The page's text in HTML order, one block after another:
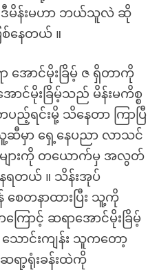
ဒီမိန်းမဟာ ဘယ်သူလဲ ဆို
စ်နေတယ် ။
ောင်မိုးခြိမ့် ဇ ရှိတာကို
ာင်မိုးခြိမ့်သည် မိန်းမကိစ္စ
ည့်ရင်းမို့ သိနေတာ ကြာပြီ
ဆီမှာ ရှေ့နေပညာ လာသင်
ျားကို တယောက်မှ အလွတ်
ရတယ် ။ သိန်းအုပ်
ေတနာထားပြီး သူ့ကို
ြောင့် ဆရာအောင်မိုးခြိမ့်
ောင်းကျန်း သူကတော့
ဆရာ့ရုံးခန်းထဲကို